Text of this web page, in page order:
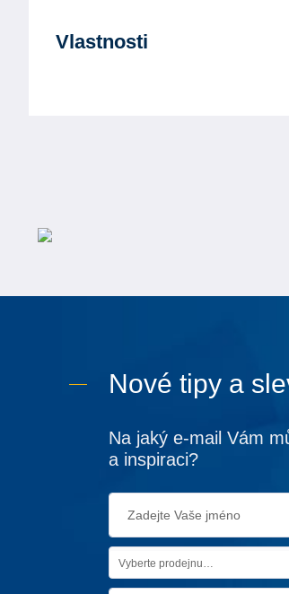
Vlastnosti
Nové tipy a
Na jaký e-mail Vám
a inspiraci?
Vyberte prodejnu…